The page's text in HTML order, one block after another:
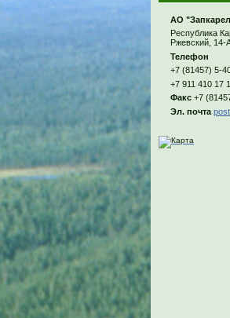
АО
Республика
Ржевский, 14-
Телефон
+7 (81457) 5-
+7 911 410 17
Факс +7
Эл. почта